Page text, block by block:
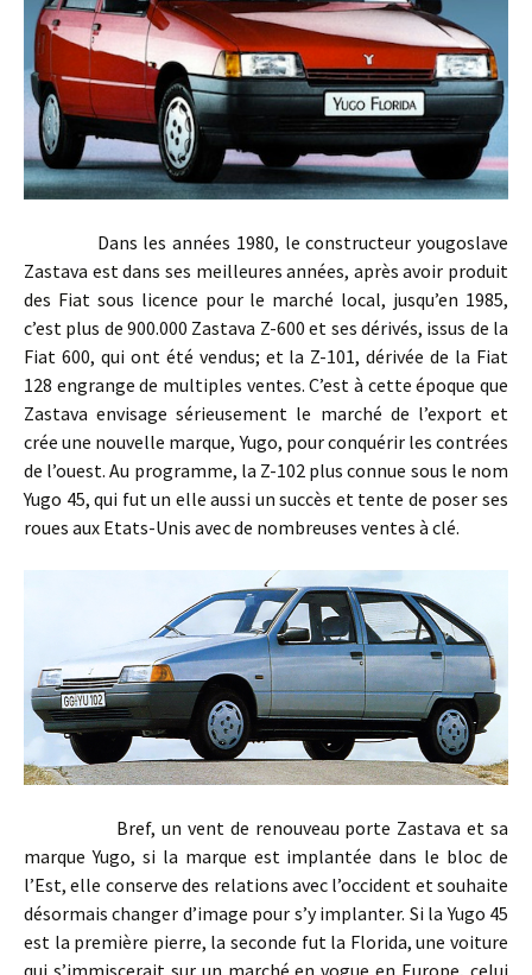
Dans les années 1980, le constructeur yougoslave
Zastava est dans ses meilleures années, après avoir produit
des Fiat sous licence pour le marché local, jusqu’en 1985,
c’est plus de 900.000 Zastava Z-600 et ses dérivés, issus de la
Fiat 600, qui ont été vendus; et la Z-101, dérivée de la Fiat
128 engrange de multiples ventes. C’est à cette époque que
Zastava envisage sérieusement le marché de l’export et
crée une nouvelle marque, Yugo, pour conquérir les contrées
de l’ouest. Au programme, la Z-102 plus connue sous le nom
Yugo 45, qui fut un elle aussi un succès et tente de poser ses
roues aux Etats-Unis avec de nombreuses ventes à clé.
Bref, un vent de renouveau porte Zastava et sa
marque Yugo, si la marque est implantée dans le bloc de
l’Est, elle conserve des relations avec l’occident et souhaite
désormais changer d’image pour s’y implanter. Si la Yugo 45
est la première pierre, la seconde fut la Florida, une voiture
qui s’immiscerait sur un marché en vogue en Europe, celui